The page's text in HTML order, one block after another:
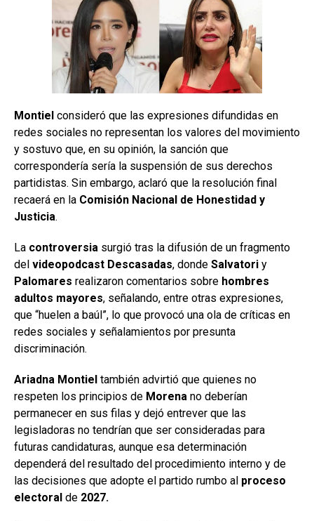
Montiel consideró que las expresiones difundidas en
redes sociales no representan los valores del movimiento
y sostuvo que, en su opinión, la sanción que
correspondería sería la suspensión de sus derechos
partidistas. Sin embargo, aclaró que la resolución final
recaerá en la Comisión Nacional de Honestidad y
Justicia.
La controversia surgió tras la difusión de un fragmento
del videopodcast Descasadas, donde Salvatori y
Palomares realizaron comentarios sobre hombres
adultos mayores, señalando, entre otras expresiones,
que “huelen a baúl”, lo que provocó una ola de críticas en
redes sociales y señalamientos por presunta
discriminación.
Ariadna Montiel también advirtió que quienes no
respeten los principios de Morena no deberían
permanecer en sus filas y dejó entrever que las
legisladoras no tendrían que ser consideradas para
futuras candidaturas, aunque esa determinación
dependerá del resultado del procedimiento interno y de
las decisiones que adopte el partido rumbo al proceso
electoral de 2027.